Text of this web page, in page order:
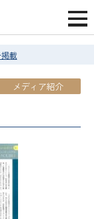
載
メディア紹介